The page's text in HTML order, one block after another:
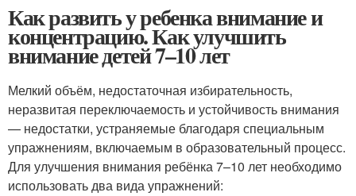
Как развить у ребенка внимание и
концентрацию. Как улучшить
внимание детей 7–10 лет
Мелкий объём, недостаточная избирательность,
неразвитая переключаемость и устойчивость внимания
— недостатки, устраняемые благодаря специальным
упражнениям, включаемым в образовательный процесс.
Для улучшения внимания ребёнка 7–10 лет необходимо
использовать два вида упражнений: